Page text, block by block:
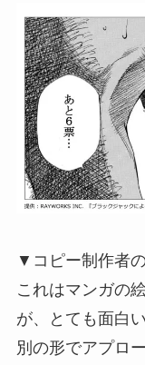
▼コピー制作者
これはマンガの
が、とても面白
別の形でアプロ